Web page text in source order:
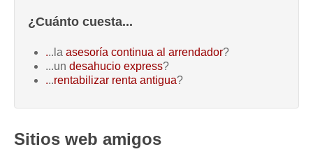
¿Cuánto cuesta...
...la asesoría continua al arrendador?
...un desahucio express?
...rentabilizar renta antigua?
Sitios web amigos